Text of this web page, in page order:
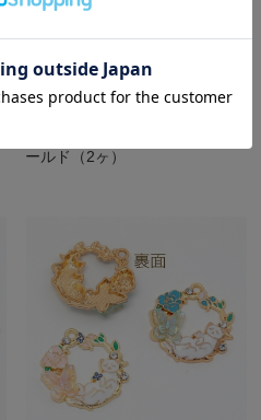
メタルチャーム オーバル バラ
ールド（2ヶ）